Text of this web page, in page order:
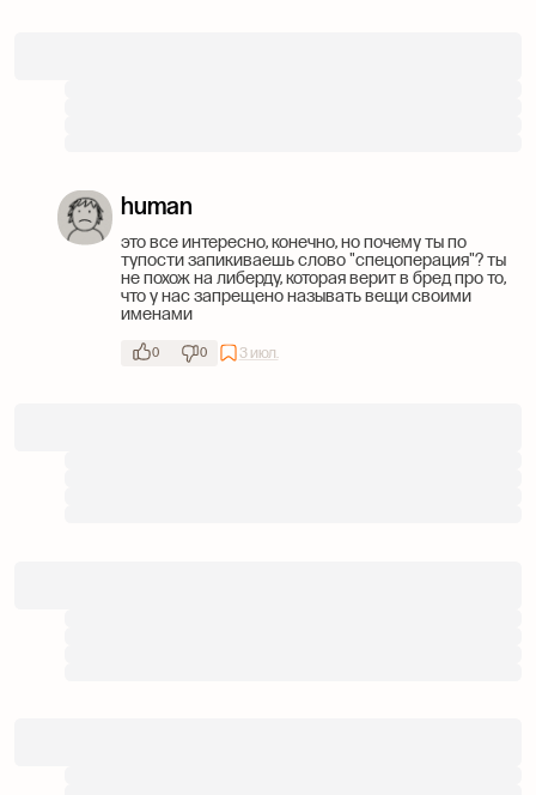
human
это все интересно, конечно, но почему ты по
тупости запикиваешь слово "спецоперация"? ты
не похож на либерду, которая верит в бред про то,
что у нас запрещено называть вещи своими
именами
0 0 3 июл.